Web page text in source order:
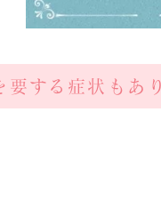
要する症状もあ